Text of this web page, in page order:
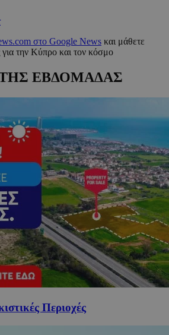
στο Google News και μάθετε
για την Κύπρο και τον κόσμο
ΕΒΔΟΜΑΔΑΣ
Περιοχές